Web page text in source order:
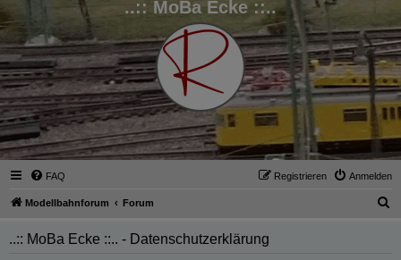
..:: MoBa Ecke ::..
FAQ Anmelden
Registrieren
Modellbahnforum Forum
..:: MoBa Ecke ::.. - Datenschutzerklärung